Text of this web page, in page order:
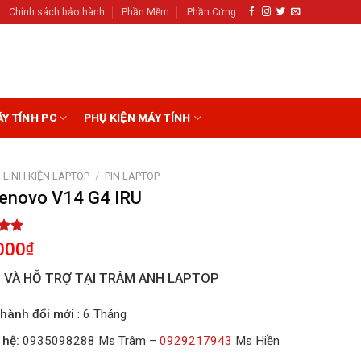
Chính sách bảo hành Phần Mềm Phần Cứng
TÍNH PC PHỤ KIỆN MÁY TÍNH
LINH KIỆN LAPTOP / PIN LAPTOP
V14 G4 IRU
₫
VÀ HỖ TRỢ TẠI TRÂM ANH LAPTOP
đổi mới : 6 Tháng
0935098288 Ms Trâm – 0929217943 Ms Hiền